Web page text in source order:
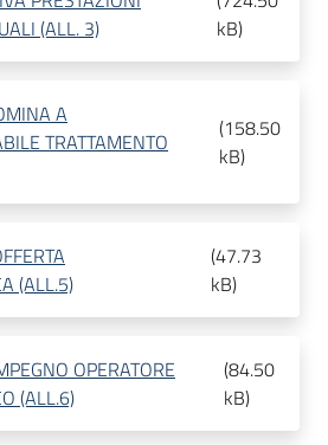
(ALL. 3)
kB)
A
TRATTAMENTO
(158.50
kB)
(ALL.5)
(47.73
kB)
OPERATORE
(ALL.6)
(84.50
kB)